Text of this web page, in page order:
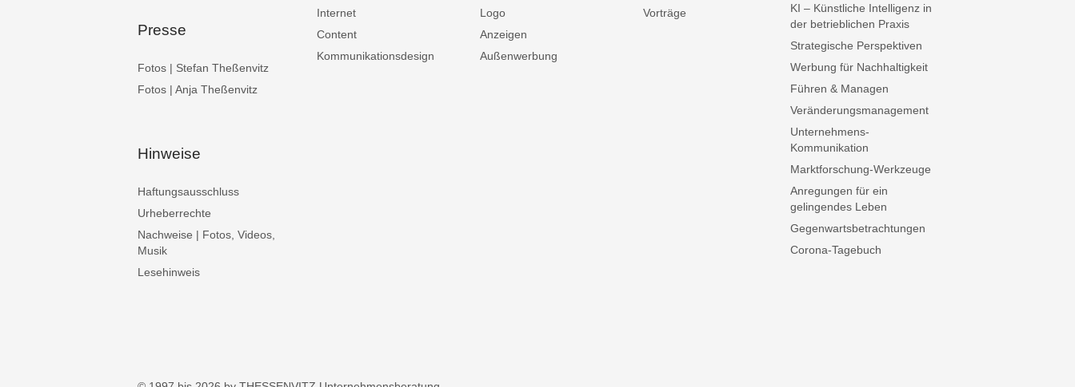
Presse
Fotos | Stefan Theßenvitz
Fotos | Anja Theßenvitz
Hinweise
Haftungsausschluss
Urheberrechte
Nachweise | Fotos, Videos,
Musik
Lesehinweis
Internet
Content
Kommunikationsdesign
Logo
Anzeigen
Außenwerbung
Vorträge
KI – Künstliche Intelligenz in
der betrieblichen Praxis
Strategische Perspektiven
Werbung für Nachhaltigkeit
Führen & Managen
Veränderungsmanagement
Unternehmens-
Kommunikation
Marktforschung-Werkzeuge
Anregungen für ein
gelingendes Leben
Gegenwartsbetrachtungen
Corona-Tagebuch